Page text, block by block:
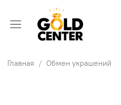
Главная Обмен украшений